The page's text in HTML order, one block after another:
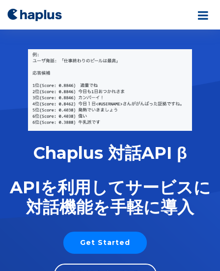
Chaplus 対話API β
APIを利用してサービスに
対話機能を手軽に導入
Get Started